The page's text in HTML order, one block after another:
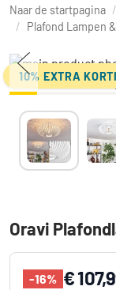
Naar de startpagina /
/ Plafond Lampen
10% EXTRA
Oravi
-16% €